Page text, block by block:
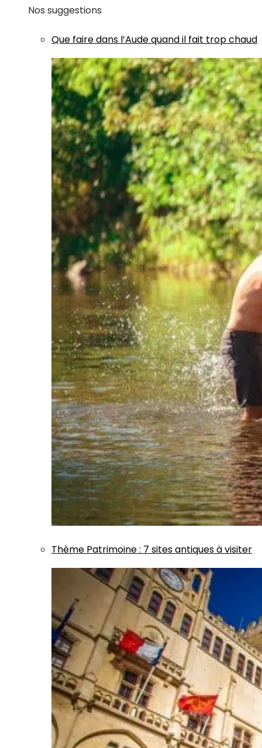
Nos suggestions
Que faire dans l’Aude quand il fait trop chaud
Thème Patrimoine: 7 sites antiques à visiter